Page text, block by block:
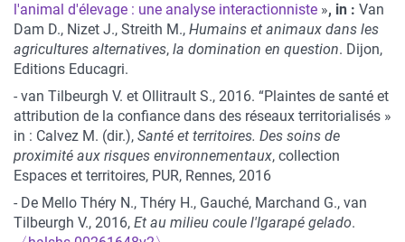
l'animal d'élevage : une analyse interactionniste », in : Van
Dam D., Nizet J., Streith M., Humains et animaux dans les
agricultures alternatives, la domination en question. Dijon,
Editions Educagri.
- van Tilbeurgh V. et Ollitrault S., 2016. “Plaintes de santé et
attribution de la confiance dans des réseaux territorialisés »
in : Calvez M. (dir.), Santé et territoires. Des soins de
proximité aux risques environnementaux, collection
Espaces et territoires, PUR, Rennes, 2016
- De Mello Théry N., Théry H., Gauché, Marchand G., van
Tilbeurgh V., 2016, Et au milieu coule l'Igarapé gelado.